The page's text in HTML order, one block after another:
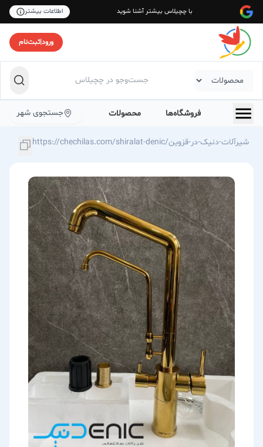
با چچیلاس بیشتر آشنا شوید اطلاعات بیشتر
ورود|ثبت‌نام
فروشگاه‌ها محصولات جستجوی شهر
https://chechilas.com/shiralat-denic/شیرآلات-دنیک-در-قزوین